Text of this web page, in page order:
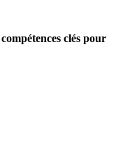
clés pour